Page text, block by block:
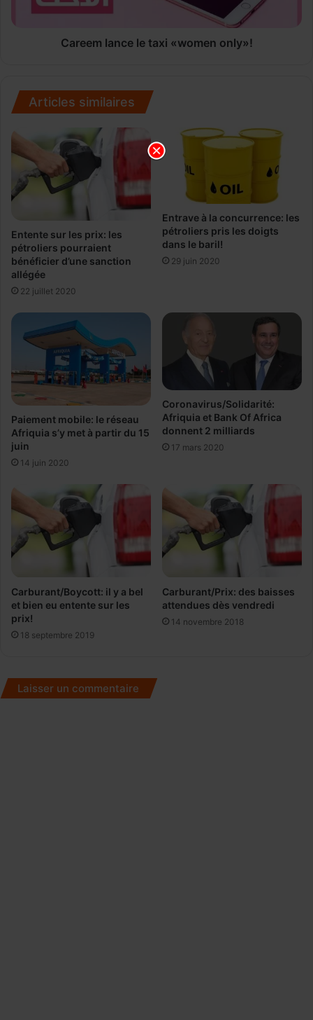
s
e
s
q
é
e
!
n
a
o
m
n
o
n
l
y
!
Careem lance le taxi «women only»!
Articles similaires
Entente sur les prix: les
pétroliers pourraient
bénéficier d’une sanction
allégée
22 juillet 2020
Entrave à la concurrence: les
pétroliers pris les doigts
dans le baril!
29 juin 2020
Paiement mobile: le réseau
Afriquia s’y met à partir du 15
juin
14 juin 2020
Coronavirus/Solidarité:
Afriquia et Bank Of Africa
donnent 2 milliards
17 mars 2020
Carburant/Boycott: il y a bel
et bien eu entente sur les
prix!
18 septembre 2019
Carburant/Prix: des baisses
attendues dès vendredi
14 novembre 2018
Laisser un commentaire